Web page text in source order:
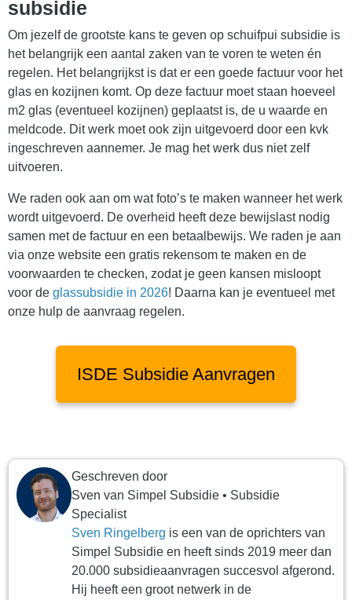
subsidie
Om jezelf de grootste kans te geven op schuifpui subsidie is
het belangrijk een aantal zaken van te voren te weten én
regelen. Het belangrijkst is dat er een goede factuur voor het
glas en kozijnen komt. Op deze factuur moet staan hoeveel
m2 glas (eventueel kozijnen) geplaatst is, de u waarde en
meldcode. Dit werk moet ook zijn uitgevoerd door een kvk
ingeschreven aannemer. Je mag het werk dus niet zelf
uitvoeren.
We raden ook aan om wat foto’s te maken wanneer het werk
wordt uitgevoerd. De overheid heeft deze bewijslast nodig
samen met de factuur en een betaalbewijs. We raden je aan
via onze website een gratis rekensom te maken en de
voorwaarden te checken, zodat je geen kansen misloopt
voor de glassubsidie in 2026! Daarna kan je eventueel met
onze hulp de aanvraag regelen.
ISDE Subsidie Aanvragen
Geschreven door
Sven van Simpel Subsidie • Subsidie
Specialist
Sven Ringelberg is een van de oprichters van
Simpel Subsidie en heeft sinds 2019 meer dan
20.000 subsidieaanvragen succesvol afgerond.
Hij heeft een groot netwerk in de